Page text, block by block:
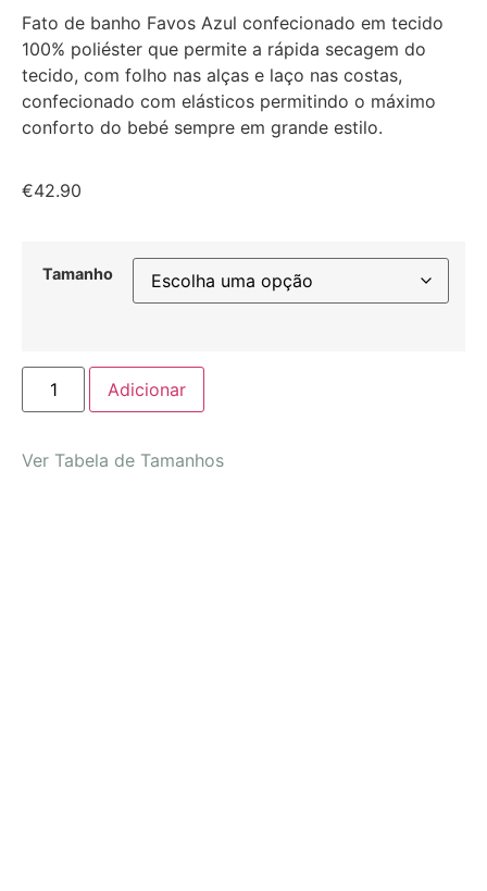
Fato de banho Favos Azul confecionado em tecido
100% poliéster que permite a rápida secagem do
tecido, com folho nas alças e laço nas costas,
confecionado com elásticos permitindo o máximo
conforto do bebé sempre em grande estilo.
€42.90
Tamanho
Adicionar
Ver Tabela de Tamanhos